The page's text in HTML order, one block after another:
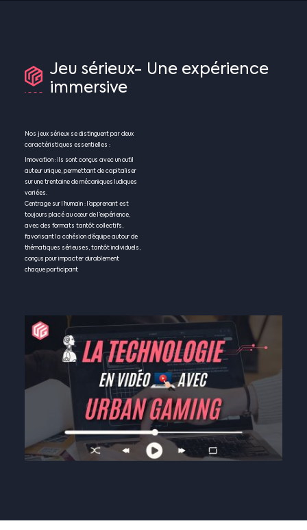
Jeu sérieux- Une expérience
immersive
Nos jeux sérieux se distinguent par deux
caractéristiques essentielles :
Innovation : ils sont conçus avec un outil
auteur unique, permettant de capitaliser
sur une trentaine de mécaniques ludiques
variées.
Centrage sur l’humain : l’apprenant est
toujours placé au cœur de l’expérience,
avec des formats tantôt collectifs,
favorisant la cohésion d’équipe autour de
thématiques sérieuses, tantôt individuels,
conçus pour impacter durablement
chaque participant